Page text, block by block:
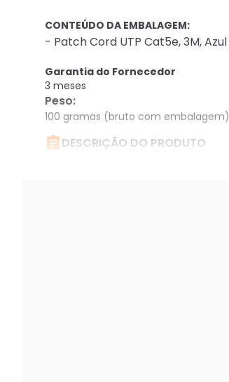
CONTEÚDO DA EMBALAGEM:
- Patch Cord UTP Cat5e, 3M, Azul
Garantia do Fornecedor
3 meses
Peso:
100 gramas (bruto com embalagem)
DESCRIÇÃO DO PRODUTO